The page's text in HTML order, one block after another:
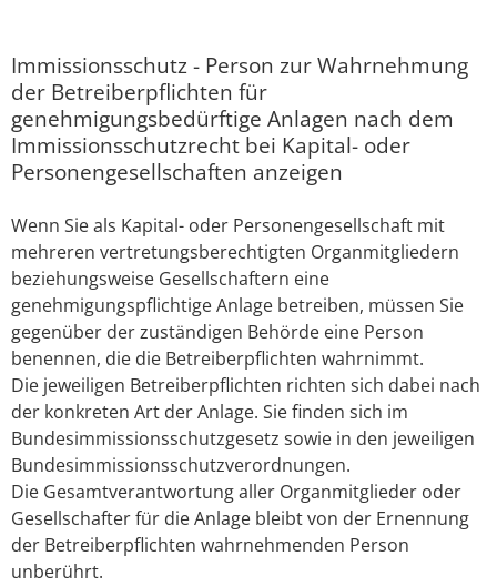
Immissionsschutz - Person zur Wahrnehmung
der Betreiberpflichten für
genehmigungsbedürftige Anlagen nach dem
Immissionsschutzrecht bei Kapital- oder
Personengesellschaften anzeigen
Wenn Sie als Kapital- oder Personengesellschaft mit
mehreren vertretungsberechtigten Organmitgliedern
beziehungsweise Gesellschaftern eine
genehmigungspflichtige Anlage betreiben, müssen Sie
gegenüber der zuständigen Behörde eine Person
benennen, die die Betreiberpflichten wahrnimmt.
Die jeweiligen Betreiberpflichten richten sich dabei nach
der konkreten Art der Anlage. Sie finden sich im
Bundesimmissionsschutzgesetz sowie in den jeweiligen
Bundesimmissionsschutzverordnungen.
Die Gesamtverantwortung aller Organmitglieder oder
Gesellschafter für die Anlage bleibt von der Ernennung
der Betreiberpflichten wahrnehmenden Person
unberührt.